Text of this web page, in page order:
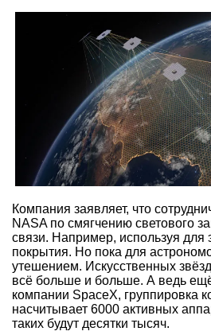
Компания заявляет, что
NASA по смягчению светового
связи. Например, используя для
покрытия. Но пока для
утешением. Искусственных
всё больше и больше. А ведь
компании SpaceX, группировка
насчитывает 6000 активных
таких будут десятки тысяч.